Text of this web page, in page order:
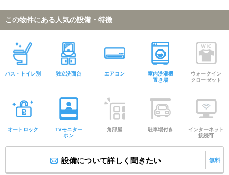
この物件にある人気の設備・特徴
バス・トイレ別 独立洗面台 エアコン
室内洗濯機
置き場
ウォークイン
クローゼット
オートロック
TVモニター
ホン
角部屋 駐車場付き
インターネット
接続可
設備について詳しく聞きたい 無料